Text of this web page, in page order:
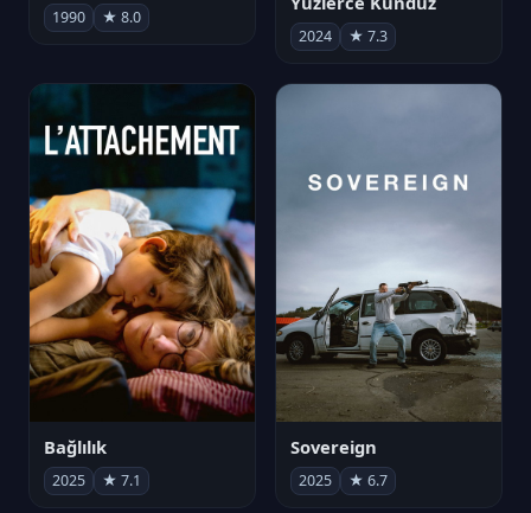
1990 ★ 8.0
2024 ★ 7.3
Bağlılık
2025 ★ 7.1
Sovereign
2025 ★ 6.7